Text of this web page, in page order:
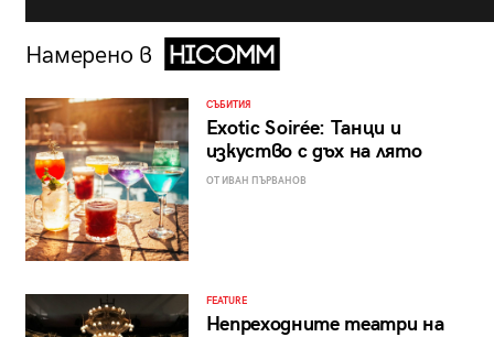
Намерено в
СЪБИТИЯ
Exotic Soirée: Танци и
изкуство с дъх на лято
ОТ ИВАН ПЪРВАНОВ
FEATURE
Непреходните театри на